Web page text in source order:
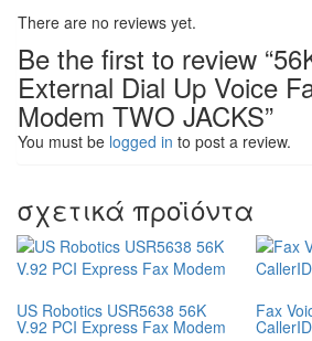
There are no reviews yet.
Be the first to review
External Dial Up Voice
Modem TWO JACKS”
You must be logged in to post a review.
σχετικά προϊόντα
US Robotics USR5638 56K
V.92 PCI Express Fax Modem
Fax
CallerID